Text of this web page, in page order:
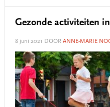
Gezonde activiteiten
8 juni 2021 DOOR ANNE-MARIE